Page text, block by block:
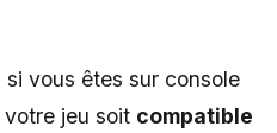
si vous êtes sur console
jeu soit compatible